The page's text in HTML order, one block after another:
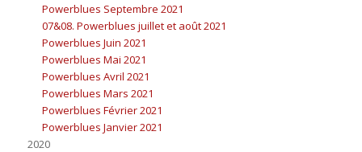
Powerblues Septembre 2021
07&08. Powerblues juillet et août 2021
Powerblues Juin 2021
Powerblues Mai 2021
Powerblues Avril 2021
Powerblues Mars 2021
Powerblues Février 2021
Powerblues Janvier 2021
2020